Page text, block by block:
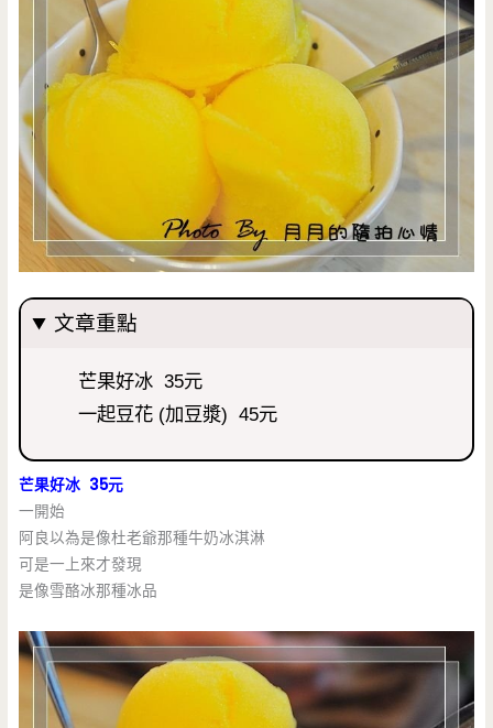
文章重點
芒果好冰 35元
一起豆花 (加豆漿) 45元
芒果好冰 35元
一開始
阿良以為是像杜老爺那種牛奶冰淇淋
可是一上來才發現
是像雪酪冰那種冰品